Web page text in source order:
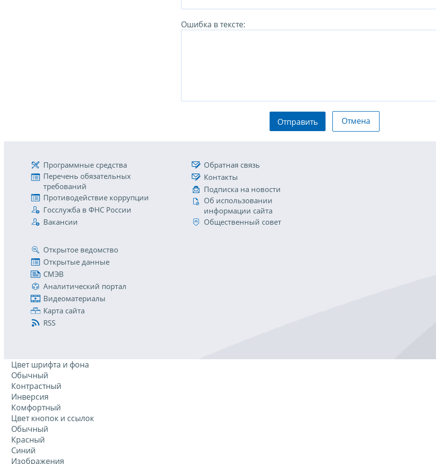
Ошибка в тексте:
Отправить Отмена
Программные средства
Перечень обязательных
требований
Противодействие коррупции
Госслужба в ФНС России
Вакансии
Обратная связь
Контакты
Подписка на новости
Об использовании
информации сайта
Общественный совет
Открытое ведомство
Открытые данные
СМЭВ
Аналитический портал
Видеоматериалы
Карта сайта
RSS
Цвет шрифта и фона
Обычный
Контрастный
Инверсия
Комфортный
Цвет кнопок и ссылок
Обычный
Красный
Синий
Изображения